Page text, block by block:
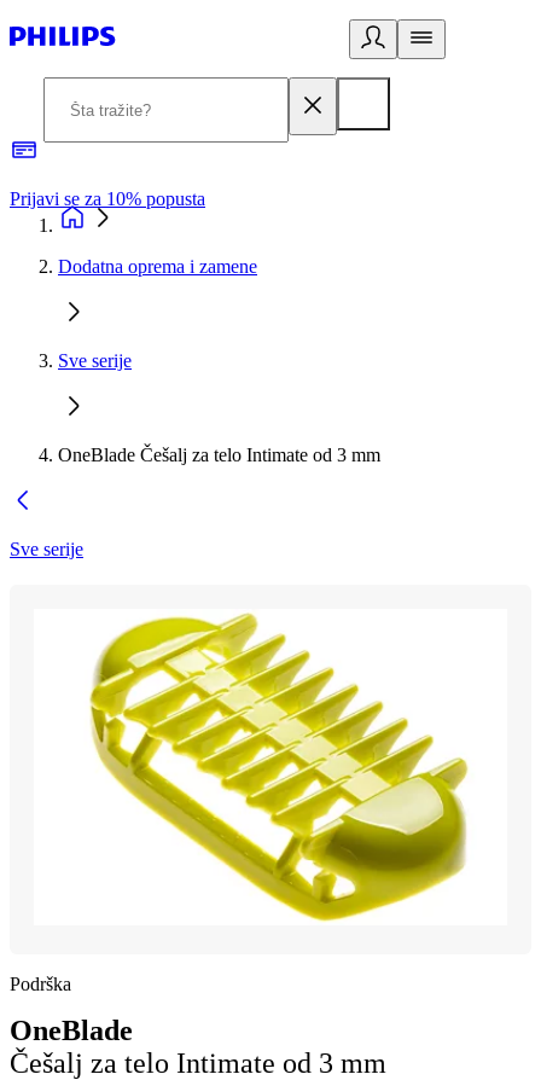
Prijavi se za 10% popusta
Dodatna oprema i zamene
Sve serije
OneBlade Češalj za telo Intimate od 3 mm
Sve serije
Podrška
OneBlade
Češalj za telo Intimate od 3 mm